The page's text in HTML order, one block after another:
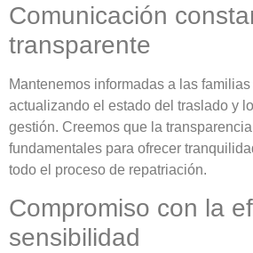
Comunicación
transparente
Mantenemos informadas a las
actualizando el estado del traslado y
gestión. Creemos que la
fundamentales para ofrecer
todo el proceso de repatriación.
Compromiso con la
sensibilidad